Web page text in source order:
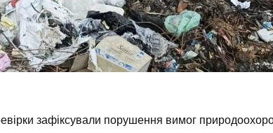
зафіксували порушення вимог